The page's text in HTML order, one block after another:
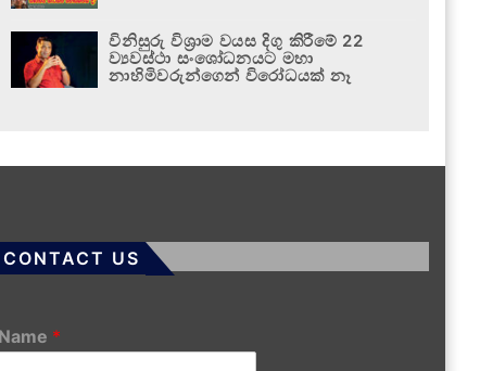
විනිසුරු විශ්‍රාම වයස දිගු කිරීමේ 22
ව්‍යවස්ථා සංශෝධනයට මහා
නාහිමිවරුන්ගෙන් විරෝධයක් නෑ
CONTACT US
Name *